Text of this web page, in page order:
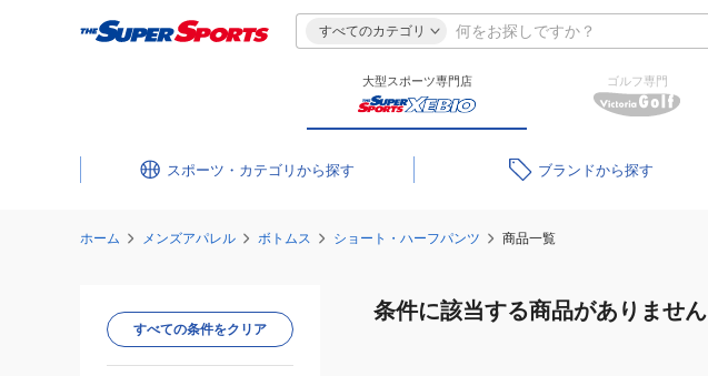
すべてのカテゴリ
大型スポーツ専門店 ゴルフ専門
スポーツ・カテゴリ ブランド
ホーム メンズアパレル ボトムス ショート・ハーフパンツ 商品一覧
条件に該当する商品がありません
すべての条件をクリア